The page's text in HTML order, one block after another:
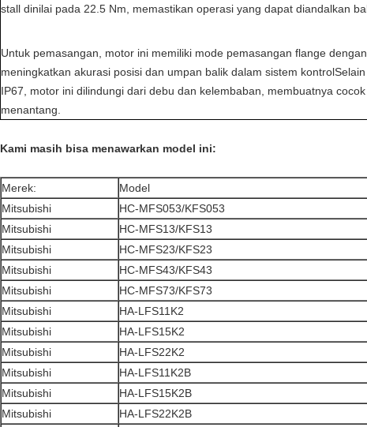
stall dinilai pada 22.5 Nm, memastikan operasi yang dapat diandalkan
Untuk pemasangan, motor ini memiliki mode pemasangan flange
meningkatkan akurasi posisi dan umpan balik dalam sistem
IP67, motor ini dilindungi dari debu dan kelembaban, membuatnya
menantang.
Kami masih bisa menawarkan model ini:
Merek: Model
Mitsubishi
HC-MFS053/KFS053
Mitsubishi
HC-MFS13/KFS13
Mitsubishi
HC-MFS23/KFS23
Mitsubishi
HC-MFS43/KFS43
Mitsubishi
HC-MFS73/KFS73
Mitsubishi
HA-LFS11K2
Mitsubishi
HA-LFS15K2
Mitsubishi
HA-LFS22K2
Mitsubishi
HA-LFS11K2B
Mitsubishi
HA-LFS15K2B
Mitsubishi
HA-LFS22K2B